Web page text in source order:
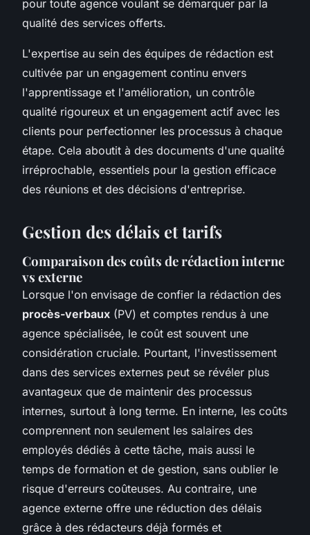
pour toute agence voulant se démarquer par la
qualité des services offerts.
L'expertise au sein des équipes de rédaction est
cultivée par un engagement continu envers
l'apprentissage et l'amélioration, un contrôle
qualité rigoureux et un engagement actif avec les
clients pour perfectionner les processus à chaque
étape. Cela aboutit à des documents d'une qualité
irréprochable, essentiels pour la gestion efficace
des réunions et des décisions d'entreprise.
Gestion des délais et tarifs
Comparaison des coûts de rédaction interne
vs externe
Lorsque l'on envisage de confier la rédaction des
procès-verbaux (PV) et comptes rendus à une
agence spécialisée, le coût est souvent une
considération cruciale. Pourtant, l'investissement
dans des services externes peut se révéler plus
avantageux que de maintenir des processus
internes, surtout à long terme. En interne, les coûts
comprennent non seulement les salaires des
employés dédiés à cette tâche, mais aussi le
temps de formation et de gestion, sans oublier le
risque d'erreurs coûteuses. Au contraire, une
agence externe offre une réduction des délais
grâce à des rédacteurs déjà formés et